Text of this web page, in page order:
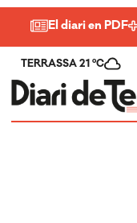
El diari en PDF
TERRASSA 21 ºC